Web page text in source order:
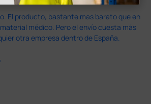
El producto, bastante mas barato que en
médico. Pero el envío cuesta más
otra empresa dentro de España.